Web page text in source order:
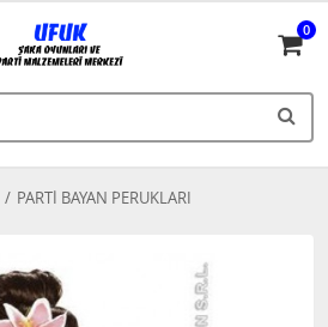
0
PARTİ BAYAN PERUKLARI